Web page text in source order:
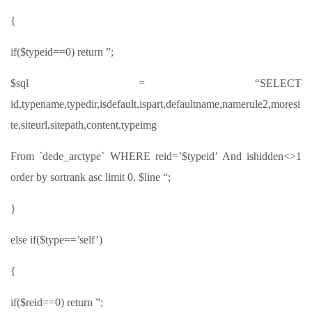
{
if($typeid==0) return ”;
$sql = “SELECT
id,typename,typedir,isdefault,ispart,defaultname,namerule2,moresi
te,siteurl,sitepath,content,typeimg
From `dede_arctype` WHERE reid=’$typeid’ And ishidden<>1
order by sortrank asc limit 0, $line “;
}
else if($type==’self’)
{
if($reid==0) return ”;